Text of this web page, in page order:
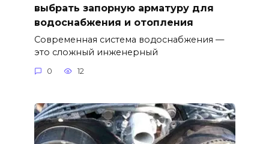
выбрать запорную арматуру для
водоснабжения и отопления
Современная система водоснабжения —
это сложный инженерный
0 12